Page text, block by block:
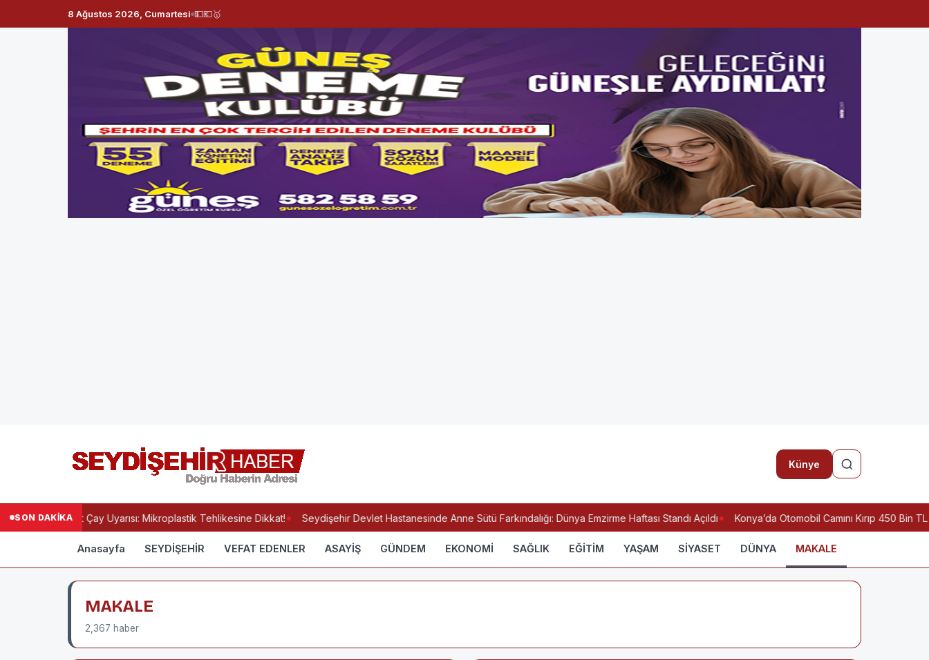
8 Ağustos 2026, Cumartesi 💵💶🥇
Künye
SON DAKİKAPoşet Çay Uyarısı: Mikroplastik Tehlikesine Dikkat! Seydişehir Devlet Hastanesinde Anne Sütü Farkındalığı: Dünya Emzirme Haftası Standı Açıldı Konya’da Otomobil Camını Kırıp 450 Bin
Anasayfa SEYDİŞEHİR VEFAT EDENLER ASAYİŞ GÜNDEM EKONOMİ SAĞLIK EĞİTİM YAŞAM SİYASET DÜNYA MAKALE
MAKALE
2,367 haber